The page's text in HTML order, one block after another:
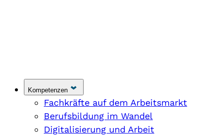
Kompetenzen
Fachkräfte auf dem Arbeitsmarkt
Berufsbildung im Wandel
Digitalisierung und Arbeit